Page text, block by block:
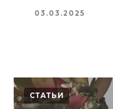
03.03.2025
СТАТЬИ